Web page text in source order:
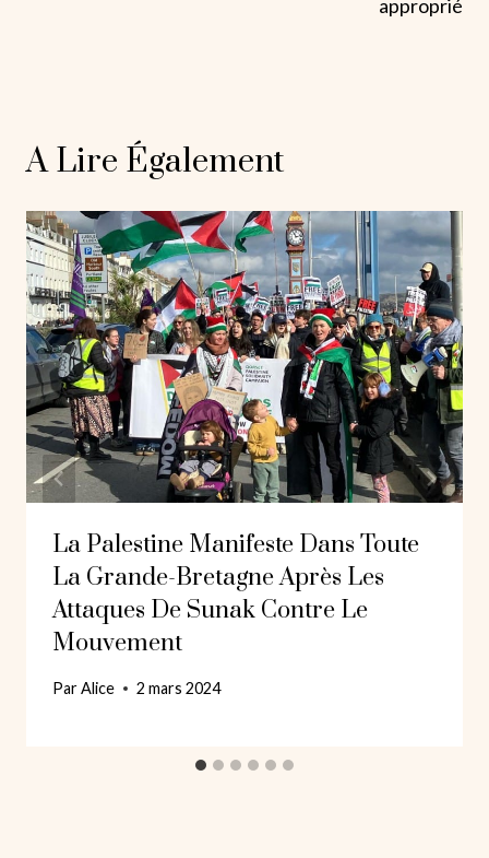
approprié
A Lire Également
La Palestine Manifeste Dans Toute
La Grande-Bretagne Après Les
Attaques De Sunak Contre Le
Mouvement
ParAlice 2 mars 2024